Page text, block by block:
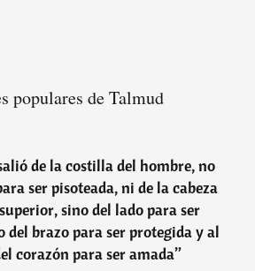
populares de Talmud
de la costilla del hombre, no
ser pisoteada, ni de la cabeza
sino del lado para ser
del brazo para ser protegida y al
corazón para ser amada”